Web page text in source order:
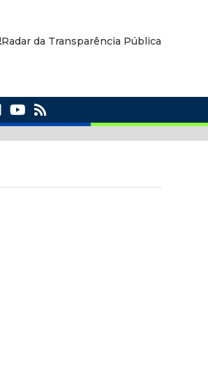
Radar da Transparência Pública